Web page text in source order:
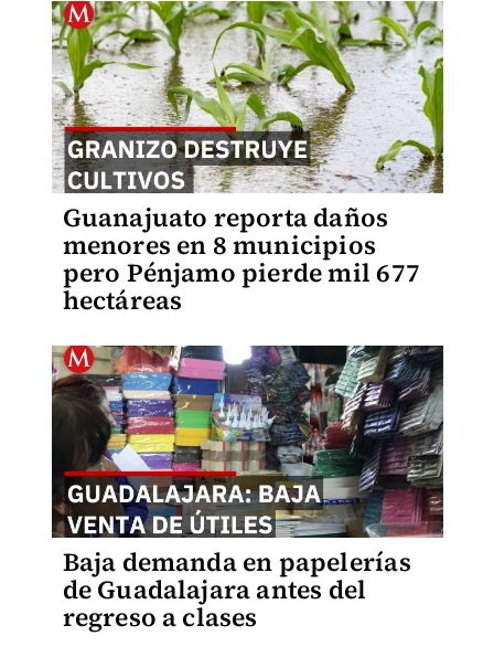
Guanajuato reporta daños
menores en 8 municipios
pero Pénjamo pierde mil 677
hectáreas
Baja demanda en papelerías
de Guadalajara antes del
regreso a clases